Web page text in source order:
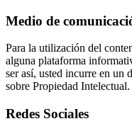
Medio de
Para la utilización del
alguna plataforma
ser así, usted incurre en un
sobre Propiedad Intelectual.
Redes Sociales